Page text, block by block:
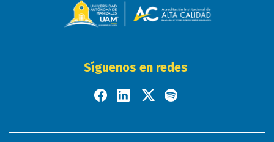
Síguenos en redes